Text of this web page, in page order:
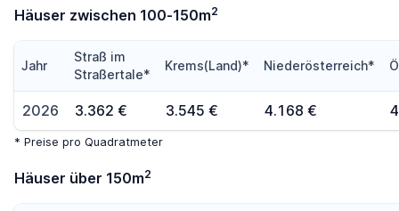
Häuser zwischen 100-150m2
Jahr
Straß im
Straßertale*
Krems(Land)* Niederösterreich*
2026 3.362 € 3.545 € 4.168 €
* Preise pro Quadratmeter
Häuser über 150m2